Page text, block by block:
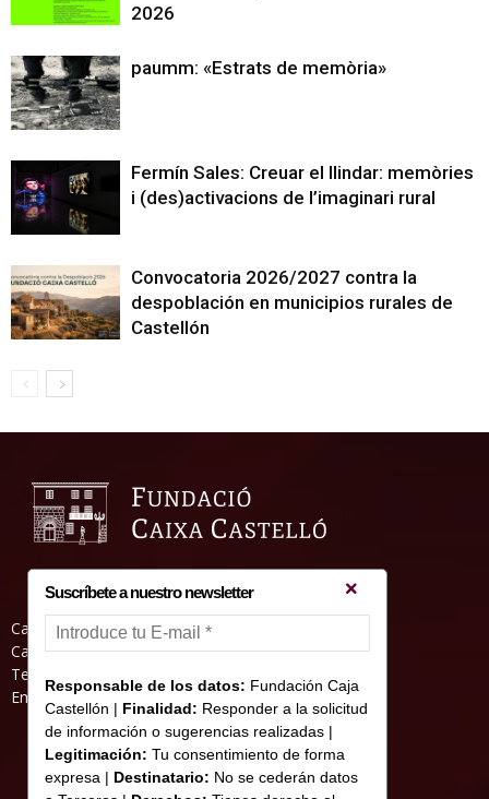
2026
paumm: «Estrats de memòria»
Fermín Sales: Creuar el llindar: memòries
i (des)activacions de l’imaginari rural
Convocatoria 2026/2027 contra la
despoblación en municipios rurales de
Castellón
Casa Abadia, Pl. de la Hierba s/nº, 12001
Castelló de la Plana
Teléfono: 964 23 25 51
Email: informacion@fundacioncajacastellon.es
Suscríbete a nuestro newsletter
Responsable de los datos: Fundación Caja
Castellón | Finalidad: Responder a la solicitud
de información o sugerencias realizadas |
Legitimación: Tu consentimiento de forma
expresa | Destinatario: No se cederán datos